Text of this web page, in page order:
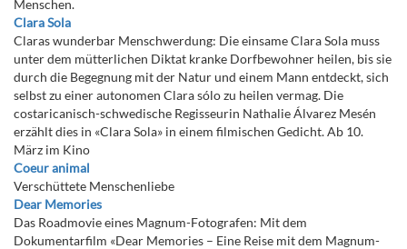
Menschen.
Clara Sola
Claras wunderbar Menschwerdung: Die einsame Clara Sola muss
unter dem mütterlichen Diktat kranke Dorfbewohner heilen, bis sie
durch die Begegnung mit der Natur und einem Mann entdeckt, sich
selbst zu einer autonomen Clara sólo zu heilen vermag. Die
costaricanisch-schwedische Regisseurin Nathalie Álvarez Mesén
erzählt dies in «Clara Sola» in einem filmischen Gedicht. Ab 10.
März im Kino
Coeur animal
Verschüttete Menschenliebe
Dear Memories
Das Roadmovie eines Magnum-Fotografen: Mit dem
Dokumentarfilm «Dear Memories – Eine Reise mit dem Magnum-